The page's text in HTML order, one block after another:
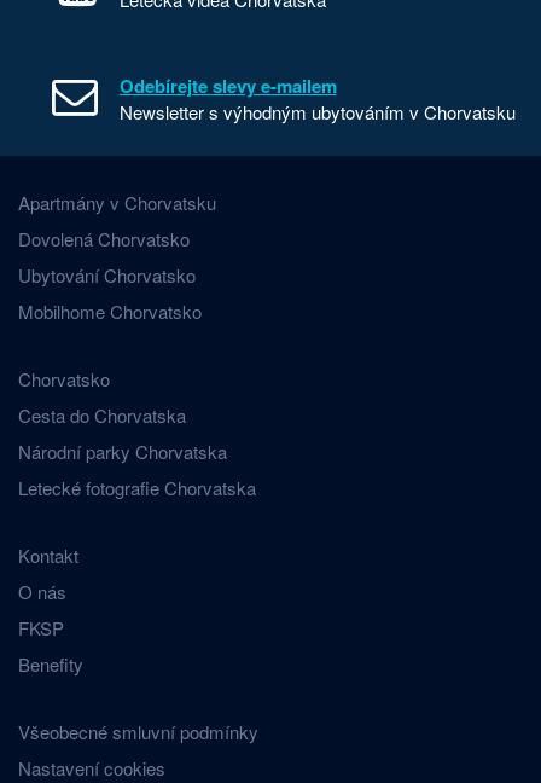
Odebírejte slevy e-mailem
Newsletter s výhodným ubytováním v Chorvatsku
Apartmány v Chorvatsku
Dovolená Chorvatsko
Ubytování Chorvatsko
Mobilhome Chorvatsko
Chorvatsko
Cesta do Chorvatska
Národní parky Chorvatska
Letecké fotografie Chorvatska
Kontakt
O nás
FKSP
Benefity
Všeobecné smluvní podmínky
Nastavení cookies